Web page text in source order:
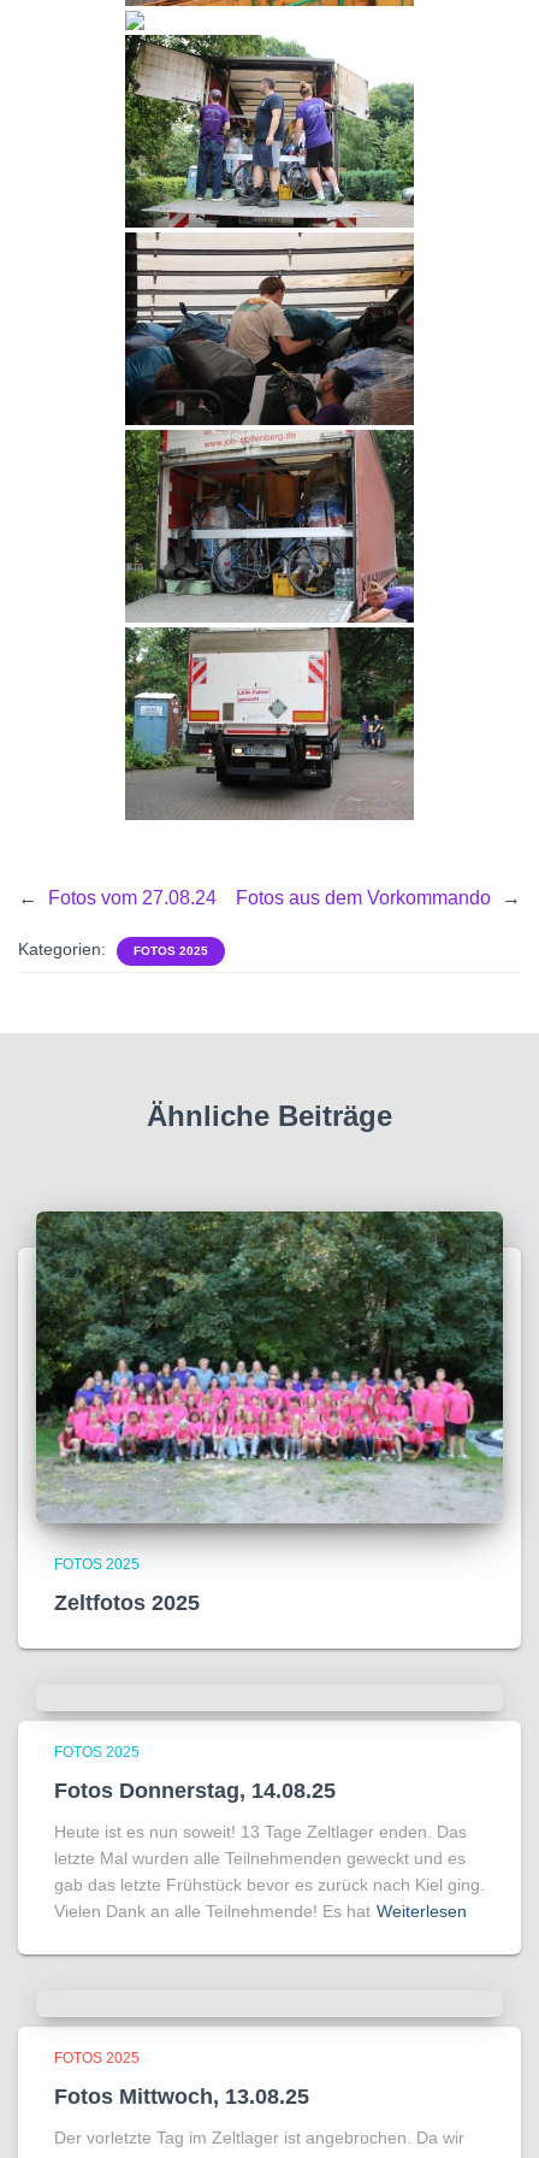
← Fotos vom 27.08.24 Fotos aus dem Vorkommando →
Kategorien: FOTOS 2025
Ähnliche Beiträge
FOTOS 2025
Zeltfotos 2025
FOTOS 2025
Fotos Donnerstag, 14.08.25
Heute ist es nun soweit! 13 Tage Zeltlager enden. Das
letzte Mal wurden alle Teilnehmenden geweckt und es
gab das letzte Frühstück bevor es zurück nach Kiel ging.
Vielen Dank an alle Teilnehmende! Es hat Weiterlesen
FOTOS 2025
Fotos Mittwoch, 13.08.25
Der vorletzte Tag im Zeltlager ist angebrochen. Da wir